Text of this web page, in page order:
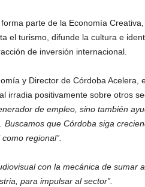
parte de la Economía
el turismo, difunde la cultura e
de inversión internacional.
y Director de Córdoba Acelera,
irradia positivamente sobre otros
de empleo, sino también
que Córdoba siga
regional”.
con la mecánica de sumar
para impulsar al sector”.